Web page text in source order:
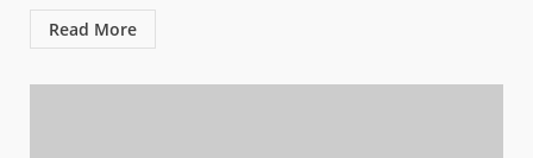
Read More